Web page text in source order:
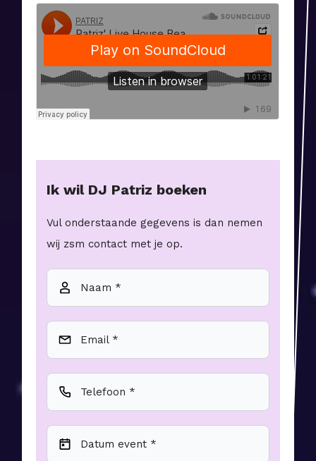
Ik wil DJ Patriz boeken
Vul onderstaande gegevens is dan nemen
wij zsm contact met je op.
Naam *
Email *
Telefoon *
Datum event *